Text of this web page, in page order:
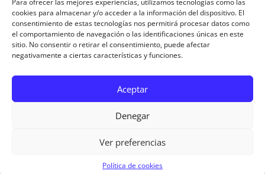
Para ofrecer las mejores experiencias, utilizamos tecnologías como las
cookies para almacenar y/o acceder a la información del dispositivo. El
consentimiento de estas tecnologías nos permitirá procesar datos como
el comportamiento de navegación o las identificaciones únicas en este
sitio. No consentir o retirar el consentimiento, puede afectar
negativamente a ciertas características y funciones.
Aceptar
Denegar
Ver preferencias
Política de cookies
Manuel MirallesdansContre toute attente. Commentaire pour les
époux : Luc 12, 8-12
Política de privacidad|